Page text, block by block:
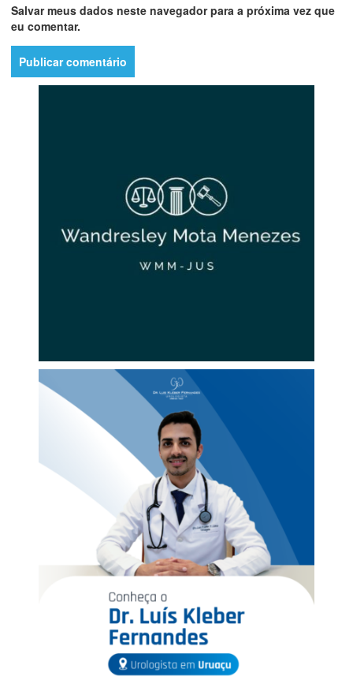
Salvar meus dados neste navegador para a próxima vez que
eu comentar.